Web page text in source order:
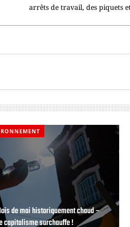
arrêts de travail, des piquets
de mai historiquement chaud –
capitalisme surchauffe !